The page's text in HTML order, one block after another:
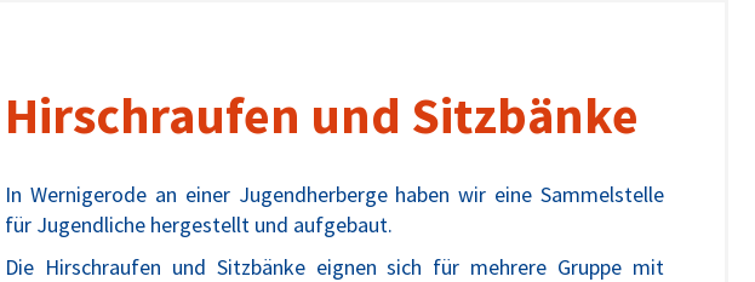
Hirschraufen und Sitzbänke
In Wernigerode an einer Jugendherberge haben wir eine Sammelstelle
für Jugendliche hergestellt und aufgebaut.
Die Hirschraufen und Sitzbänke eignen sich für mehrere Gruppe mit